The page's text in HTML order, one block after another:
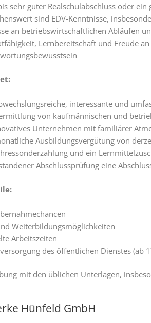
sehr guter Realschulabschluss oder
sind EDV-Kenntnisse,
an betriebswirtschaftlichen Abläufen
Lernbereitschaft und Freude
interessante und
von kaufmännischen und
Unternehmen mit familiärer
Ausbildungsvergütung von
und ein
Abschlussprüfung eine
Weiterbildungsmöglichkeiten
Arbeitszeiten
des öffentlichen Dienstes (ab
mit den üblichen Unterlagen,
Hünfeld GmbH